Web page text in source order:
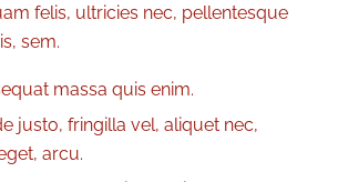
felis, ultricies nec, pellentesque
sem.
massa quis enim.
justo, fringilla vel, aliquet nec,
arcu.